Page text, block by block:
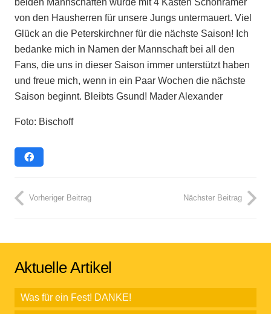
von den Hausherren für unsere Jungs untermauert. Viel
Glück an die Peterskirchner für die nächste Saison! Ich
bedanke mich in Namen der Mannschaft bei all den
Fans, die uns in dieser Saison immer unterstützt haben
und freue mich, wenn in ein Paar Wochen die nächste
Saison beginnt. Bleibts Gsund! Mader Alexander
Foto: Bischoff
Vorheriger Beitrag Nächster Beitrag
Aktuelle Artikel
Was für ein Fest! DANKE!